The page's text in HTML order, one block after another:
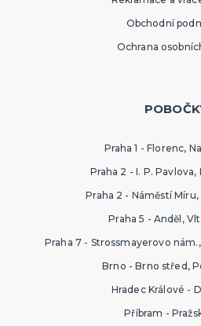
Obchodní
Ochrana
Praha 1 - Florenc,
Praha 2 - I. P. Pavlova,
Praha 2 - Náměstí Míru,
Praha 5 - Anděl,
Praha 7 - Strossmayerovo
Brno - Brno střed,
Hradec Králové -
Příbram -